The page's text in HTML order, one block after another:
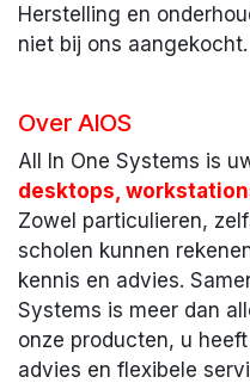
Herstelling en
niet bij ons aangekocht.
Over AIOS
All In One Systems is
desktops,
Zowel particulieren,
scholen kunnen
kennis en advies.
Systems is meer dan
onze producten, u
advies en flexibele